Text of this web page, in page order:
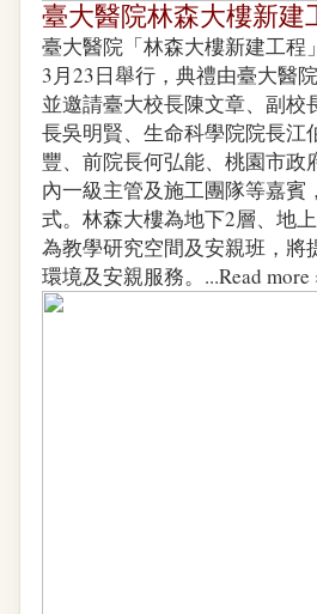
臺大醫院林森大樓新建
臺大醫院「林森大樓新建工程
3月23日舉行，典禮由臺大醫
並邀請臺大校長陳文章、副校
長吳明賢、生命科學院院長江
豐、前院長何弘能、桃園市政
內一級主管及施工團隊等嘉賓
式。林森大樓為地下2層、地
為教學研究空間及安親班，將
環境及安親服務。...Read more